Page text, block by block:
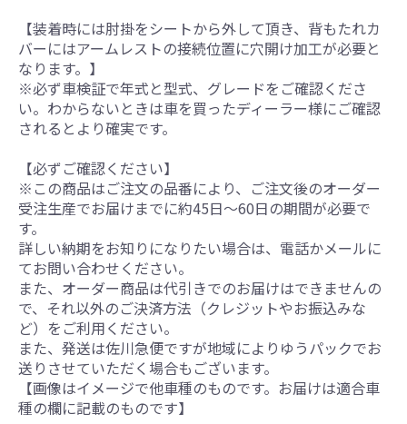
【装着時には肘掛をシートから外して頂き、背もたれカ
バーにはアームレストの接続位置に穴開け加工が必要と
なります。】
※必ず車検証で年式と型式、グレードをご確認くださ
い。わからないときは車を買ったディーラー様にご確認
されるとより確実です。
【必ずご確認ください】
※この商品はご注文の品番により、ご注文後のオーダー
受注生産でお届けまでに約45日～60日の期間が必要で
す。
詳しい納期をお知りになりたい場合は、電話かメールに
てお問い合わせください。
また、オーダー商品は代引きでのお届けはできませんの
で、それ以外のご決済方法（クレジットやお振込みな
ど）をご利用ください。
また、発送は佐川急便ですが地域によりゆうパックでお
送りさせていただく場合もございます。
【画像はイメージで他車種のものです。お届けは適合車
種の欄に記載のものです】